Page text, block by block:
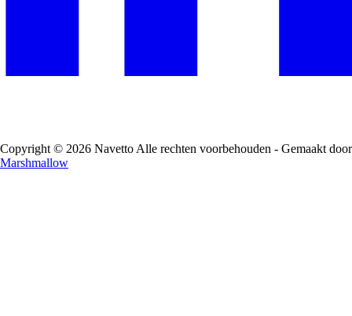
Copyright © 2026 Navetto Alle rechten voorbehouden - Gemaakt door
Marshmallow